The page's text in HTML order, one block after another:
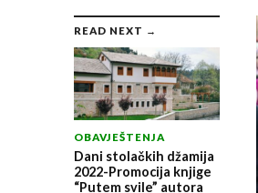
READ NEXT →
OBAVJEŠTENJA
Dani stolačkih džamija
2022-Promocija knjige
“Putem svile” autora